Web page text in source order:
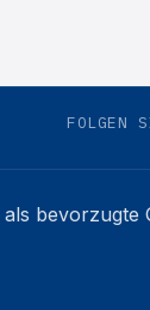
FOLGEN
als bevorzugte